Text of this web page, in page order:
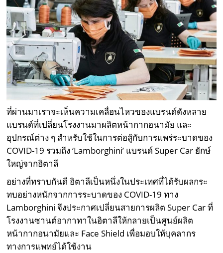
ที่ผ่านมาเราจะเห็นความเคลื่อนไหวของแบรนด์ดังหลาย
แบรนด์ที่เปลี่ยนโรงงานมาผลิตหน้ากากอนามัย และ
อุปกรณ์ต่าง ๆ สำหรับใช้ในการต่อสู้กับการแพร่ระบาดของ
COVID-19 รวมถึง ‘Lamborghini’ แบรนด์ Super Car ยักษ์
ใหญ่จากอิตาลี
อย่างที่ทราบกันดี อิตาลีเป็นหนึ่งในประเทศที่ได้รับผลกระ
ทบอย่างหนักจากการระบาดของ COVID-19 ทาง
Lamborghini จึงประกาศเปลี่ยนสายการผลิต Super Car ที่
โรงงานซานต์อากาทาในอิตาลีให้กลายเป็นศูนย์ผลิต
หน้ากากอนามัยและ Face Shield เพื่อมอบให้บุคลากร
ทางการแพทย์ได้ใช้งาน